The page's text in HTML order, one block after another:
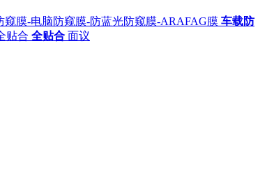
车载防
全贴合 面议